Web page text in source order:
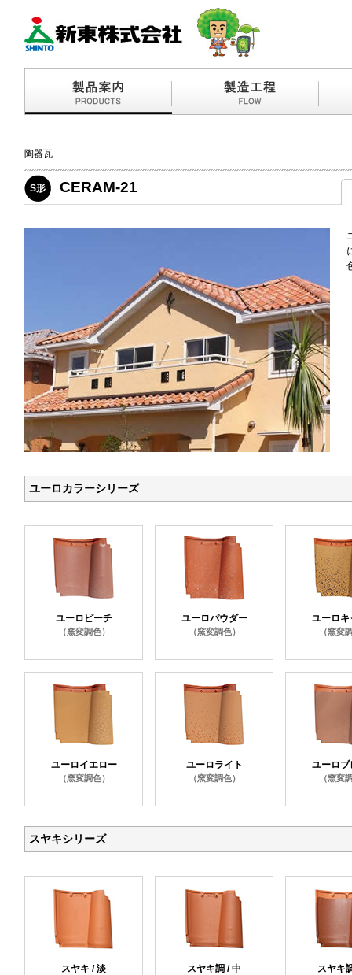
陶器瓦
S形 CERAM-21
ユーロカラーシリーズ
ユーロピーチ
（窯変調色）
ユーロパウダー
（窯変調色）
ユーロキ
（窯変
ユーロイエロー
（窯変調色）
ユーロライト
（窯変調色）
ユーロブ
（窯変
スヤキシリーズ
スヤキ / 淡 スヤキ調 / 中 スヤキ